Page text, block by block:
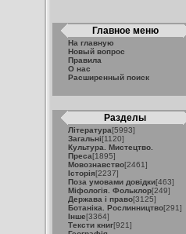
Главное меню
На главную
Новый вопрос
Правила
О нас
Расширенный поиск
Разделы
Література[5993]
Загальні[1120]
Культура. Мистецтво.
Преса[1895]
Мовознавство[2461]
Історія[2237]
Поза умовами довідки[463]
Міфологія. Фольклор[249]
Держава і право[3125]
Ботаніка. Рослинництво[291]
Інше[3364]
Тексти книг[921]